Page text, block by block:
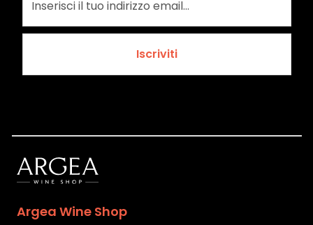
Iscriviti
Argea Wine Shop